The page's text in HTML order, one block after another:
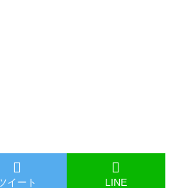
イート LINE